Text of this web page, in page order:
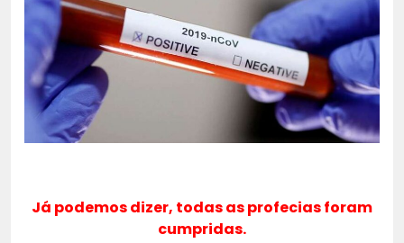
Já podemos dizer, todas as profecias foram
cumpridas.